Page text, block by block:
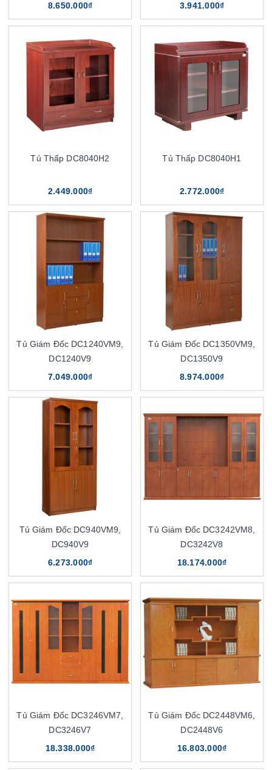
8.650.000₫ 3.941.000₫
Tủ Thấp DC8040H2
2.449.000₫
Tủ Thấp DC8040H1
2.772.000₫
Tủ Giám Đốc DC1240VM9,
DC1240V9
7.049.000₫
Tủ Giám Đốc DC1350VM9,
DC1350V9
8.974.000₫
Tủ Giám Đốc DC940VM9,
DC940V9
6.273.000₫
Tủ Giám Đốc DC3242VM8,
DC3242V8
18.174.000₫
Tủ Giám Đốc DC3246VM7,
DC3246V7
18.338.000₫
Tủ Giám Đốc DC2448VM6,
DC2448V6
16.803.000₫